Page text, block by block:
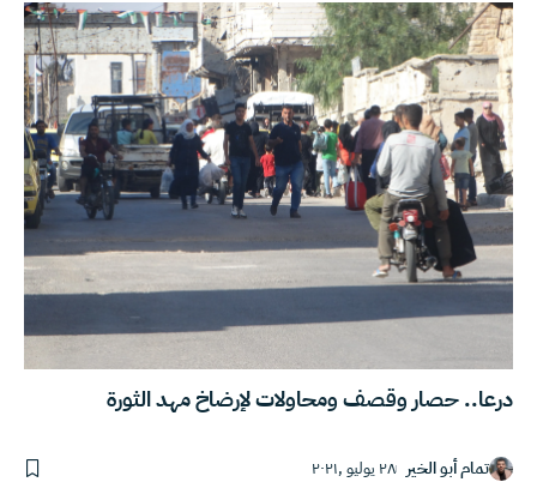
درعا.. حصار وقصف ومحاولات لإرضاخ مهد الثورة
تمام أبو الخير ٢٨ يوليو ,٢٠٢١